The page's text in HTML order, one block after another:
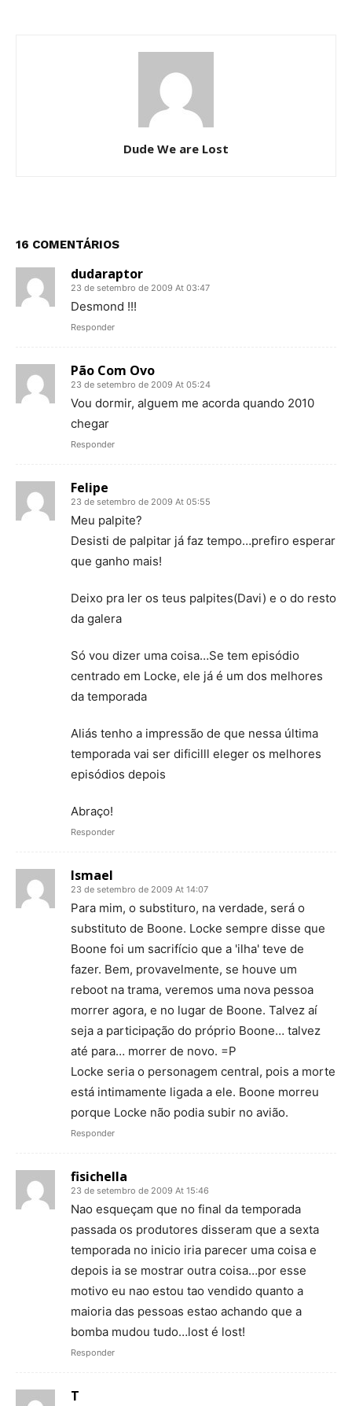
Dude We are Lost
16 COMENTÁRIOS
dudaraptor
23 de setembro de 2009 At 03:47
Desmond !!!
Responder
Pão Com Ovo
23 de setembro de 2009 At 05:24
Vou dormir, alguem me acorda quando 2010
chegar
Responder
Felipe
23 de setembro de 2009 At 05:55
Meu palpite?
Desisti de palpitar já faz tempo…prefiro esperar
que ganho mais!
Deixo pra ler os teus palpites(Davi) e o do resto
da galera
Só vou dizer uma coisa…Se tem episódio
centrado em Locke, ele já é um dos melhores
da temporada
Aliás tenho a impressão de que nessa última
temporada vai ser dificilll eleger os melhores
episódios depois
Abraço!
Responder
Ismael
23 de setembro de 2009 At 14:07
Para mim, o substituro, na verdade, será o
substituto de Boone. Locke sempre disse que
Boone foi um sacrifício que a 'ilha' teve de
fazer. Bem, provavelmente, se houve um
reboot na trama, veremos uma nova pessoa
morrer agora, e no lugar de Boone. Talvez aí
seja a participação do próprio Boone… talvez
até para… morrer de novo. =P
Locke seria o personagem central, pois a morte
está intimamente ligada a ele. Boone morreu
porque Locke não podia subir no avião.
Responder
fisichella
23 de setembro de 2009 At 15:46
Nao esqueçam que no final da temporada
passada os produtores disseram que a sexta
temporada no inicio iria parecer uma coisa e
depois ia se mostrar outra coisa…por esse
motivo eu nao estou tao vendido quanto a
maioria das pessoas estao achando que a
bomba mudou tudo…lost é lost!
Responder
T